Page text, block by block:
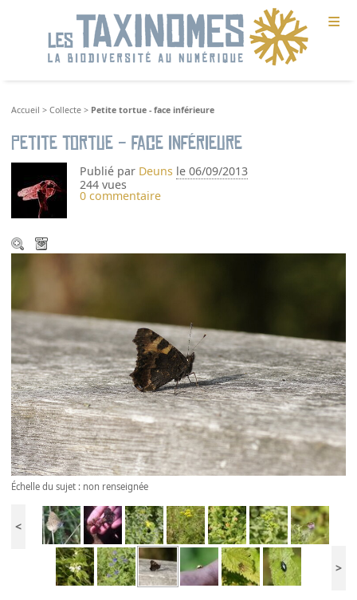
≡
Accueil >Collecte > Petite tortue - face inférieure
Petite tortue - face inférieure
Publié par Deuns le 06/09/2013
244 vues
0 commentaire
Échelle du sujet : non renseignée
<
>